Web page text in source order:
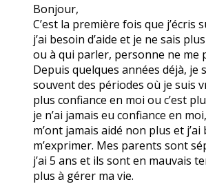
Bonjour,
C’est la première fois que j’écris
j’ai besoin d’aide et je ne sais
ou à qui parler, personne ne me
Depuis quelques années déjà, je
souvent des périodes où je suis
plus confiance en moi ou c’est
je n’ai jamais eu confiance en
m’ont jamais aidé non plus et
m’exprimer. Mes parents sont
j’ai 5 ans et ils sont en mauvais
plus à gérer ma vie.